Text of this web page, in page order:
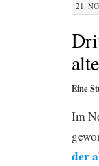
21.
Eine
Im
der